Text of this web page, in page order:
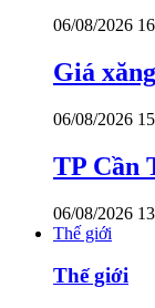
06/08/2026
Giá
06/08/2026
TP Cần
06/08/2026
Thế giới
Thế giới